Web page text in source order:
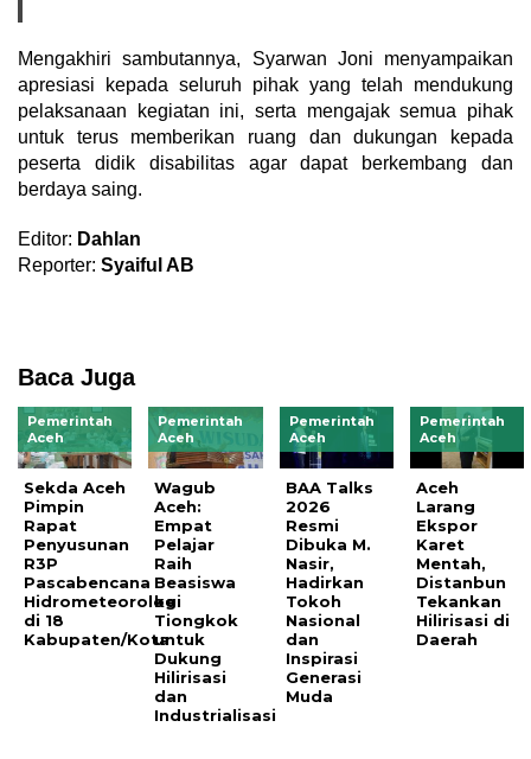
Mengakhiri sambutannya, Syarwan Joni menyampaikan
apresiasi kepada seluruh pihak yang telah mendukung
pelaksanaan kegiatan ini, serta mengajak semua pihak
untuk terus memberikan ruang dan dukungan kepada
peserta didik disabilitas agar dapat berkembang dan
berdaya saing.
Editor: Dahlan
Reporter: Syaiful AB
Baca Juga
Pemerintah
Aceh
Sekda Aceh
Pimpin
Rapat
Penyusunan
R3P
Pascabencana
Hidrometeorologi
di 18
Kabupaten/Kota
Pemerintah
Aceh
Wagub
Aceh:
Empat
Pelajar
Raih
Beasiswa
ke
Tiongkok
untuk
Dukung
Hilirisasi
dan
Industrialisasi
Pemerintah
Aceh
BAA Talks
2026
Resmi
Dibuka M.
Nasir,
Hadirkan
Tokoh
Nasional
dan
Inspirasi
Generasi
Muda
Pemerintah
Aceh
Aceh
Larang
Ekspor
Karet
Mentah,
Distanbun
Tekankan
Hilirisasi di
Daerah